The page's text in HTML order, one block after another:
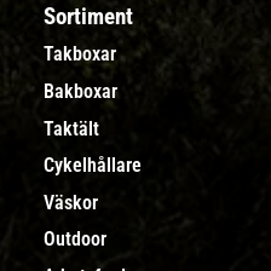
Sortiment
Takboxar
Bakboxar
Taktält
Cykelhållare
Väskor
Outdoor